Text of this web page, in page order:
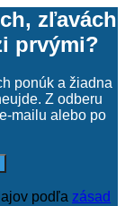
zľavách
prvými?
ponúk a žiadna
Z odberu
mailu alebo po
podľa zásad